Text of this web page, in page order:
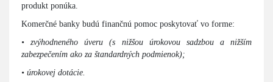
produkt ponúka.
Komerčné banky budú finančnú pomoc poskytovať vo forme:
• zvýhodneného úveru (s nižšou úrokovou sadzbou a nižším
zabezpečením ako za štandardných podmienok);
• úrokovej dotácie.